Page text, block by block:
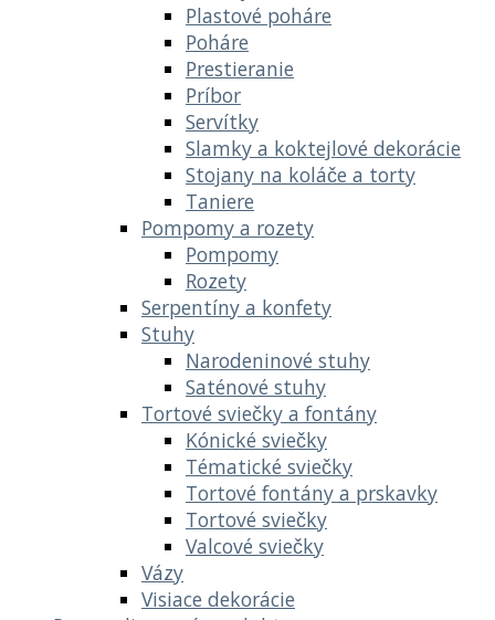
Plastové poháre
Poháre
Prestieranie
Príbor
Servítky
Slamky a koktejlové dekorácie
Stojany na koláče a torty
Taniere
Pompomy a rozety
Pompomy
Rozety
Serpentíny a konfety
Stuhy
Narodeninové stuhy
Saténové stuhy
Tortové sviečky a fontány
Kónické sviečky
Tématické sviečky
Tortové fontány a prskavky
Tortové sviečky
Valcové sviečky
Vázy
Visiace dekorácie